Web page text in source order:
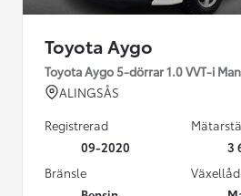
Toyota Aygo
Toyota Aygo 5-dörrar 1.0 VVT-i
ALINGSÅS
Registrerad
09-2020
3
Bränsle